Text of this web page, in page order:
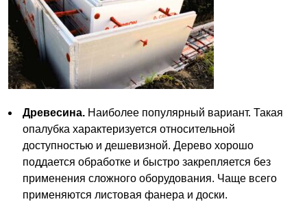
Древесина. Наиболее популярный вариант. Такая
опалубка характеризуется относительной
доступностью и дешевизной. Дерево хорошо
поддается обработке и быстро закрепляется без
применения сложного оборудования. Чаще всего
применяются листовая фанера и доски.